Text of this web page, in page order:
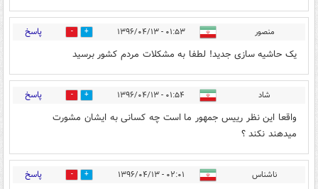
منصور ۰۱:۵۳ - ۱۳۹۶/۰۴/۱۳ 96 پاسخ
یک حاشیه سازی جدید! لطفا به مشکلات مردم کشور برسید
شاد ۰۱:۵۴ - ۱۳۹۶/۰۴/۱۳ 91 پاسخ
واقعا این نظر رییس جمهور ما است چه کسانی به ایشان مشورت
میدهند نکند ؟
ناشناس ۰۲:۰۱ - ۱۳۹۶/۰۴/۱۳ 87 پاسخ